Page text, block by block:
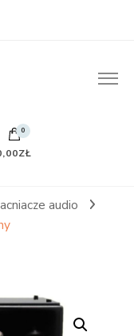
0
audio